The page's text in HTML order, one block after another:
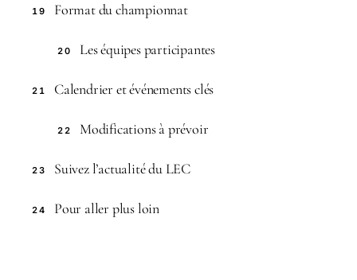
19 Format du championnat
20 Les équipes participantes
21 Calendrier et événements clés
22 Modifications à prévoir
23 Suivez l’actualité du LEC
24 Pour aller plus loin